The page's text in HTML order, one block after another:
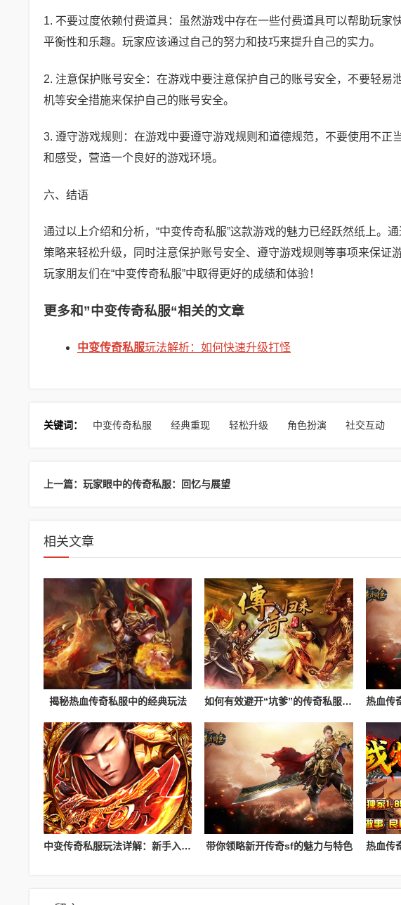
1. 不要过度依赖付费道具：虽然游戏中存在一些付费道具可以帮助玩
平衡性和乐趣。玩家应该通过自己的努力和技巧来提升自己的实力。
2. 注意保护账号安全：在游戏中要注意保护自己的账号安全，不要轻
机等安全措施来保护自己的账号安全。
3. 遵守游戏规则：在游戏中要遵守游戏规则和道德规范，不要使用不
和感受，营造一个良好的游戏环境。
六、结语
通过以上介绍和分析，“中变传奇私服”这款游戏的魅力已经跃然纸上。
策略来轻松升级，同时注意保护账号安全、遵守游戏规则等事项来保证
玩家朋友们在“中变传奇私服”中取得更好的成绩和体验！
更多和”中变传奇私服“相关的文章
中变传奇私服玩法解析：如何快速升级打怪
关键词： 中变传奇私服 经典重现 轻松升级 角色扮演 社交互动
上一篇：玩家眼中的传奇私服：回忆与展望
相关文章
揭秘热血传奇私服中的经典玩法 如何有效避开“坑爹”的传奇私服？辨别黑心服务器的指南
中变传奇私服玩法详解：新手入门攻略 带你领略新开传奇sf的魅力与特色